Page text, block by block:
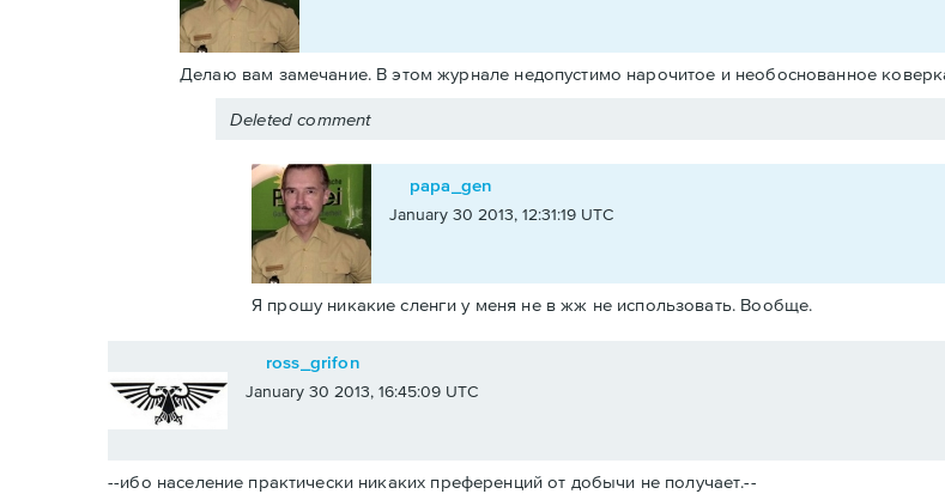
Делаю вам замечание. В этом журнале недопустимо нарочитое и необоснованное
Deleted comment
papa_gen
January 30 2013, 12:31:19 UTC
Я прошу никакие сленги у меня не в жж не использовать. Вообще.
ross_grifon
January 30 2013, 16:45:09 UTC
--ибо население практически никаких преференций от добычи не получает.--